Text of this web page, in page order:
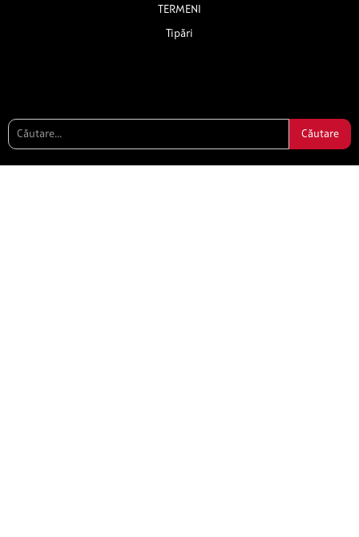
TERMENI
Tipări